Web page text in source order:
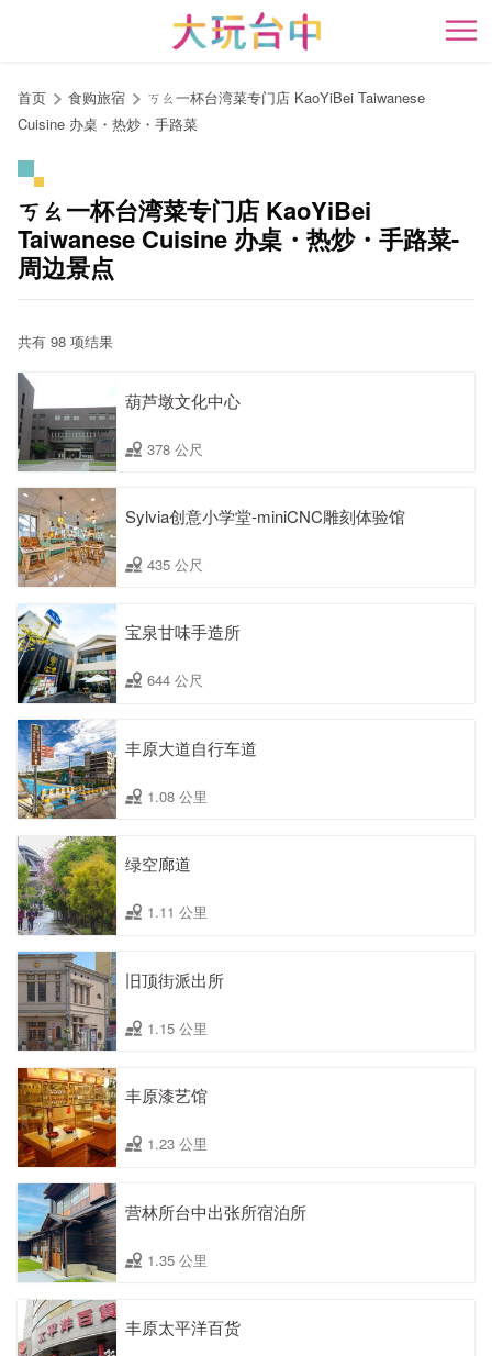
开
首页 食购旅宿
ㄎㄠ一杯台湾菜专门店 KaoYiBei Taiwanese
Cuisine 办桌・热炒・手路菜
ㄎㄠ一杯台湾菜专门店 KaoYiBei
Taiwanese Cuisine 办桌・热炒・手路菜-
周边景点
共有 98 项结果
葫芦墩文化中心
378 公尺
Sylvia创意小学堂-miniCNC雕刻体验馆
435 公尺
宝泉甘味手造所
644 公尺
丰原大道自行车道
1.08 公里
绿空廊道
1.11 公里
旧顶街派出所
1.15 公里
丰原漆艺馆
1.23 公里
营林所台中出张所宿泊所
1.35 公里
丰原太平洋百货